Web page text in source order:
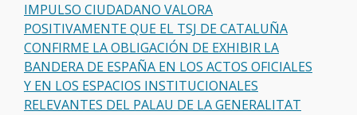
IMPULSO CIUDADANO VALORA
POSITIVAMENTE QUE EL TSJ DE CATALUÑA
CONFIRME LA OBLIGACIÓN DE EXHIBIR LA
BANDERA DE ESPAÑA EN LOS ACTOS OFICIALES
Y EN LOS ESPACIOS INSTITUCIONALES
RELEVANTES DEL PALAU DE LA GENERALITAT